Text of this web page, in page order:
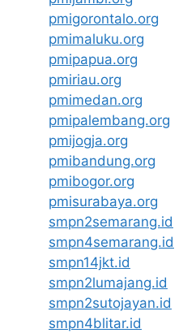
pmigorontalo.org
pmimaluku.org
pmipapua.org
pmiriau.org
pmimedan.org
pmipalembang.org
pmijogja.org
pmibandung.org
pmibogor.org
pmisurabaya.org
smpn2semarang.id
smpn4semarang.id
smpn14jkt.id
smpn2lumajang.id
smpn2sutojayan.id
smpn4blitar.id